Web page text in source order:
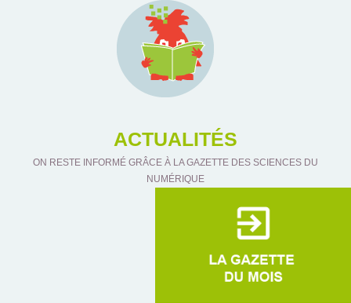
ACTUALITÉS
ON RESTE INFORMÉ GRÂCE À LA GAZETTE DES SCIENCES DU
NUMÉRIQUE